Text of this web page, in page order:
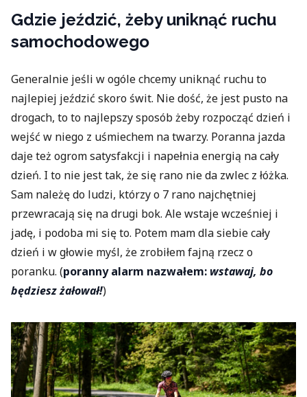
Gdzie jeździć, żeby uniknąć ruchu
samochodowego
Generalnie jeśli w ogóle chcemy uniknąć ruchu to
najlepiej jeździć skoro świt. Nie dość, że jest pusto na
drogach, to to najlepszy sposób żeby rozpocząć dzień i
wejść w niego z uśmiechem na twarzy. Poranna jazda
daje też ogrom satysfakcji i napełnia energią na cały
dzień. I to nie jest tak, że się rano nie da zwlec z łóżka.
Sam należę do ludzi, którzy o 7 rano najchętniej
przewracają się na drugi bok. Ale wstaje wcześniej i
jadę, i podoba mi się to. Potem mam dla siebie cały
dzień i w głowie myśl, że zrobiłem fajną rzecz o
poranku. (poranny alarm nazwałem: wstawaj, bo
będziesz żałował!)